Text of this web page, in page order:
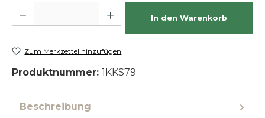
In den Warenkorb
Zum Merkzettel hinzufügen
Produktnummer: 1KKS79
Beschreibung